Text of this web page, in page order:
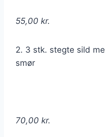
55,00 kr.
2. 3 stk. stegte sild
smør
70,00 kr.